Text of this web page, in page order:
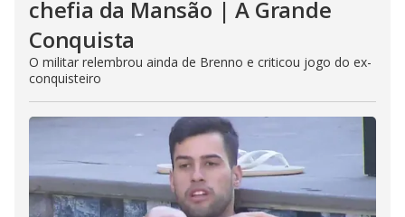
chefia da Mansão | A Grande
Conquista
O militar relembrou ainda de Brenno e criticou jogo do ex-
conquisteiro